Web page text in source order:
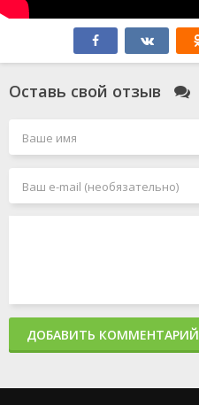
Оставь свой отзыв
ДОБАВИТЬ КОММЕНТАРИЙ